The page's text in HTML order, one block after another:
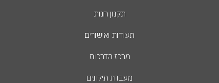
תקנון חנות
תעודות ואישורים
מרכז הדרכות
מעבדת תיקונים